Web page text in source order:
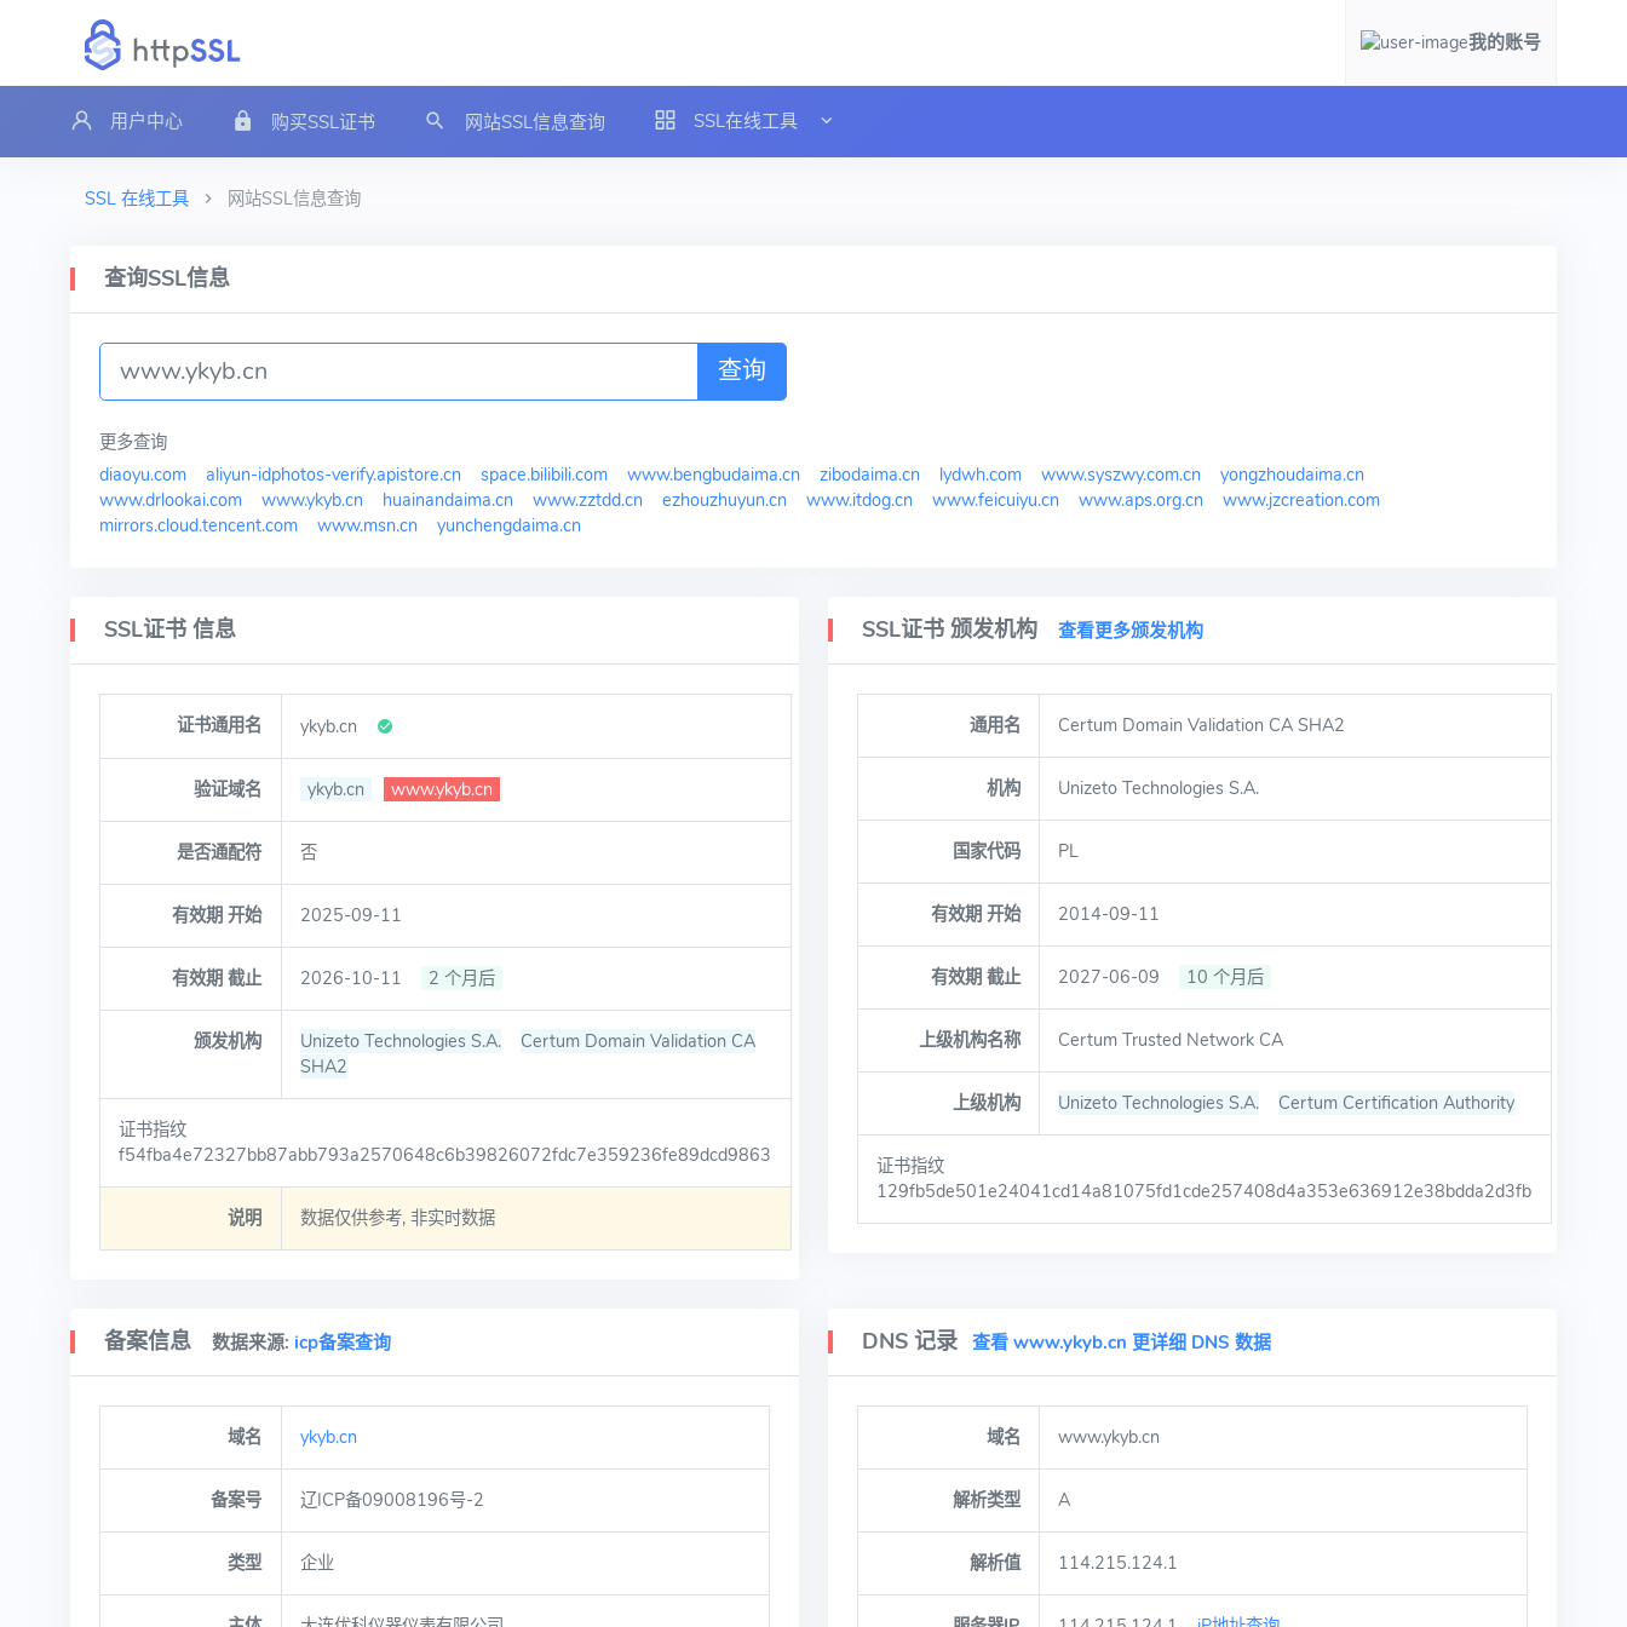
我的账号
用户中心 购买SSL证书 网站SSL信息查询 SSL在线工具
SSL 在线工具 网站SSL信息查询
查询SSL信息
查询
更多查询
diaoyu.com
aliyun-idphotos-verify.apistore.cn space.bilibili.com www.bengbudaima.cn zibodaima.cn lydwh.com www.syszwy.com.cn
yongzhoudaima.cn
www.drlookai.com
www.ykyb.cn huainandaima.cn www.zztdd.cn ezhouzhuyun.cn www.itdog.cn www.feicuiyu.cn www.aps.org.cn
www.jzcreation.com
mirrors.cloud.tencent.com
www.msn.cn yunchengdaima.cn
SSL证书 信息
证书通用名 ykyb.cn
验证域名 ykyb.cn www.ykyb.cn
是否通配符 否
有效期 开始 2025-09-11
有效期 截止 2026-10-11 2 个月后
颁发机构 Unizeto Technologies S.A.
Certum Domain Validation CA
SHA2
证书指纹
f54fba4e72327bb87abb793a2570648c6b39826072fdc7e359236fe89dcd9863
说明 数据仅供参考, 非实时数据
SSL证书 颁发机构 查看更多颁发机构
通用名 Certum Domain Validation CA SHA2
机构 Unizeto Technologies S.A.
国家代码 PL
有效期 开始 2014-09-11
有效期 截止 2027-06-09 10 个月后
上级机构名称 Certum Trusted Network CA
上级机构 Unizeto Technologies S.A. Certum Certification Authority
证书指纹
129fb5de501e24041cd14a81075fd1cde257408d4a353e636912e38bdda2d3fb
备案信息 数据来源: icp备案查询
域名 ykyb.cn
备案号 辽ICP备09008196号-2
类型 企业
DNS 记录 查看 www.ykyb.cn 更详细 DNS 数据
域名 www.ykyb.cn
解析类型 A
解析值 114.215.124.1